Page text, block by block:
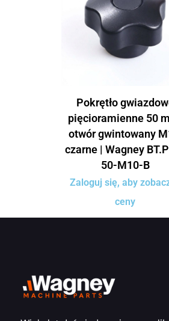
Pokrętło
pięcioramienne 50
otwór gwintowany
czarne | Wagney
50-M10-B
Zaloguj się, aby
ceny